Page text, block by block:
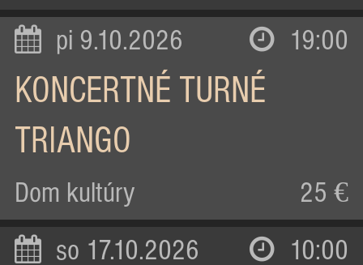
pi 9.10.2026 19:00
KONCERTNÉ TURNÉ
TRIANGO
Dom kultúry 25 €
so 17.10.2026 10:00